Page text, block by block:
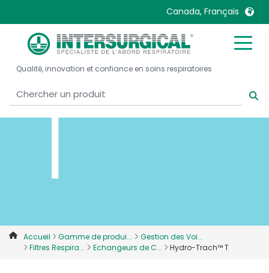
Canada, Français
United Kingdom
United States
Australia
Denmark
Deutschland
Italia
Sweden
Qualité, innovation et confiance en soins respiratoires
T
Accueil Gamme de produi...
Gestion des Voi...
Filtres Respira...
Echangeurs de C... Hydro-Trach™ T